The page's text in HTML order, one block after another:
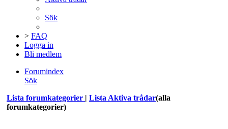
Sök
> FAQ
Logga in
Bli medlem
Forumindex
Sök
Lista forumkategorier | Lista Aktiva trådar(alla
forumkategorier)